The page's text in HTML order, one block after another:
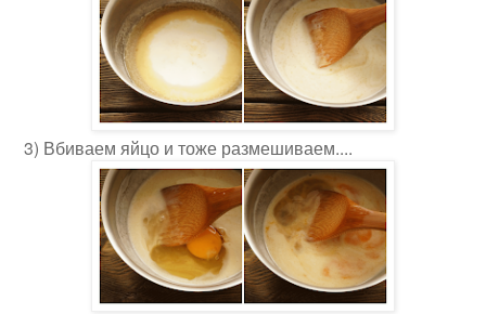
3) Вбиваем яйцо и тоже размешиваем....